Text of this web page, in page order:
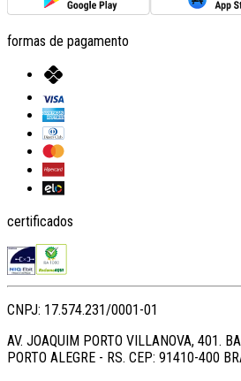
formas de pagamento
certificados
CNPJ: 17.574.231/0001-01
AV. JOAQUIM PORTO VILLANOVA, 401.
PORTO ALEGRE - RS. CEP: 91410-400